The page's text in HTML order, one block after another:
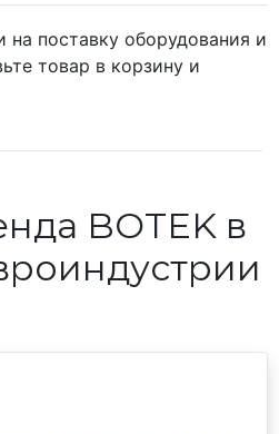
поставку оборудования и
товар в корзину и
BOTEK в